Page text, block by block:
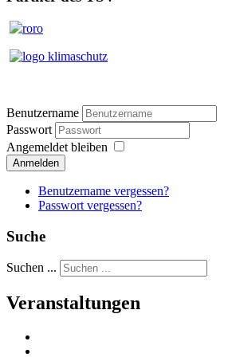
Benutzername
Passwort
Angemeldet bleiben
Anmelden
Benutzername vergessen?
Passwort vergessen?
Suche
Suchen ...
Veranstaltungen